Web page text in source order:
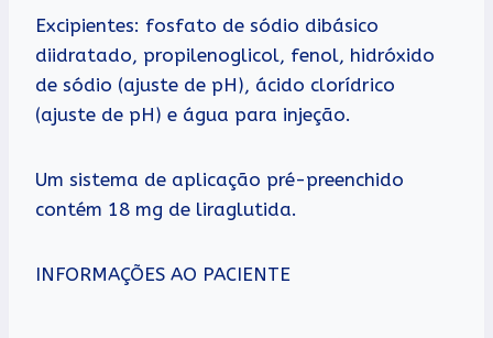
Excipientes: fosfato de sódio dibásico
diidratado, propilenoglicol, fenol, hidróxido
de sódio (ajuste de pH), ácido clorídrico
(ajuste de pH) e água para injeção.
Um sistema de aplicação pré-preenchido
contém 18 mg de liraglutida.
INFORMAÇÕES AO PACIENTE